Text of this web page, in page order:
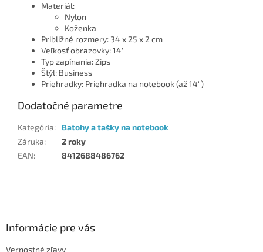
Materiál:
Nylon
Koženka
Približné rozmery: 34 x 25 x 2 cm
Veľkosť obrazovky: 14''
Typ zapínania: Zips
Štýl: Business
Priehradky: Priehradka na notebook (až 14")
Dodatočné parametre
Kategória:
Batohy a tašky na notebook
Záruka:
2 roky
EAN: 8412688486762
Informácie pre vás
Vernostné zľavy